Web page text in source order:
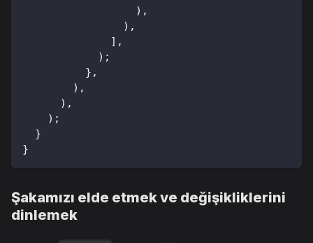
) ,
) ,
] ,
) ;
} ,
) ,
) ,
) ;
}
}
Şakamızı elde etmek ve değişikliklerini
dinlemek